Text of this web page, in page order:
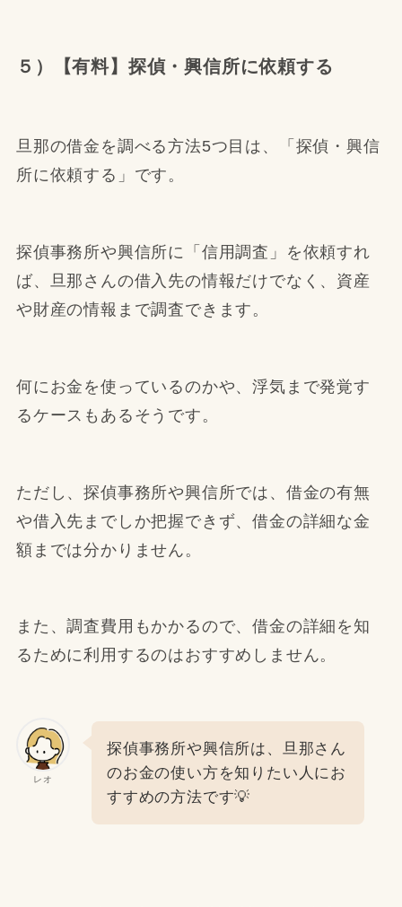
５）【有料】探偵・興信所に依頼する
旦那の借金を調べる方法5つ目は、「探偵・興信
所に依頼する」です。
探偵事務所や興信所に「信用調査」を依頼すれ
ば、旦那さんの借入先の情報だけでなく、資産
や財産の情報まで調査できます。
何にお金を使っているのかや、浮気まで発覚す
るケースもあるそうです。
ただし、探偵事務所や興信所では、借金の有無
や借入先までしか把握できず、借金の詳細な金
額までは分かりません。
また、調査費用もかかるので、借金の詳細を知
るために利用するのはおすすめしません。
レオ
探偵事務所や興信所は、旦那さん
のお金の使い方を知りたい人にお
すすめの方法です💡